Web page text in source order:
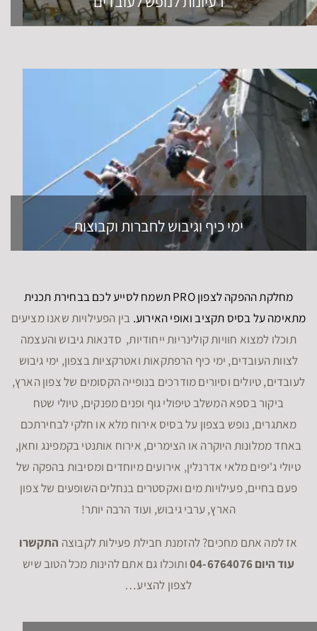
ימי כיף וגיבוש לחברות וקבוצות
מחלקת ההפקה לצפון PRO תשמח לסייע לכם בבחירת תכנית
מתאימה על בסיס תקציב ואופי האירוע. בין הפעילויות שאנו מציעים
תוכלו למצוא חוויות קולינריות ייחודיות, סדנאות גיבוש והעצמה
לצוות העובדים, ימי כיף הרפתקאות ואטרקציות בצפון, ימי גיבוש
לעובדים, טיולים וסיורים מודרכים בנופייה הקסומים של צפון הארץ,
ביקור בספא המשלב טיפולי גוף ופנים מפנקים, טיולי שטח
מאתגרים, נופש בצפון על בסיס אירוח מלא או חלקי לבחירתכם
באחד ממלונות היוקרה או הצימרים, אירוח אותנטי בקמפינג וחאן,
טיולי ג'יפים מלאי אדרנלין, אירועים מיוחדים ומסיבות בהפקה של
פעם בחיים, פעילויות מים ואקסטרים בנחלים השופעים של צפון
הארץ, ערבי גיבוש, ועוד הרבה יותר!
אז למה אתם מחכים? להזמנת חבילת פעילות לקבוצה התקשרו
עוד היום 04-6764076
ותוכלו גם אתם להינות מכל הטוב שיש
לצפון להציע…